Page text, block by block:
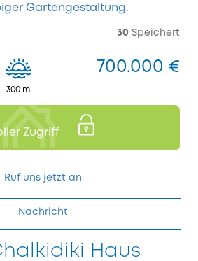
30 Speichert
300 m
700.000 €
Zugriff
Ruf uns jetzt an
Nachricht
Haus